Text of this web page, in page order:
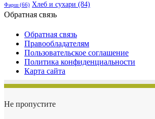
Фарш(66) Хлеб и сухари (84)
Обратная связь
Обратная связь
Правообладателям
Пользовательское соглашение
Политика конфиденциальности
Карта сайта
Не пропустите